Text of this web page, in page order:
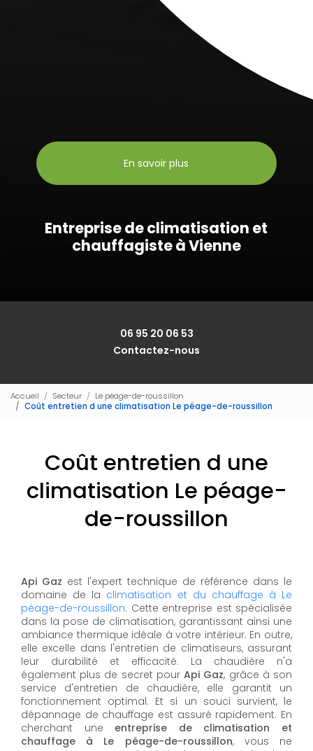
En savoir plus
Entreprise de climatisation et
chauffagiste à Vienne
06 95 20 06 53
Contactez-nous
Accueil Secteur
Le péage-de-roussillon
Coût entretien d une climatisation Le péage-de-roussillon
Coût entretien d une
climatisation Le péage-
de-roussillon
Api Gaz est l'expert technique de référence dans le
domaine de la climatisation et du chauffage à Le
péage-de-roussillon. Cette entreprise est spécialisée
dans la pose de climatisation, garantissant ainsi une
ambiance thermique idéale à votre intérieur. En outre,
elle excelle dans l'entretien de climatiseurs, assurant
leur durabilité et efficacité. La chaudière n'a
également plus de secret pourApi Gaz, grâce à son
service d'entretien de chaudière, elle garantit un
fonctionnement optimal. Et si un souci survient, le
dépannage de chauffage est assuré rapidement. En
cherchant une entreprise de climatisation et
chauffage à Le péage-de-roussillon, vous ne